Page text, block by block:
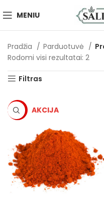
MENIU
Pradžia Parduotuvė
Rodomi visi rezultatai: 2
Filtras
-5%